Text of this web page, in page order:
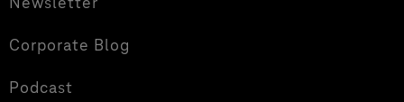
Corporate Blog
Podcast